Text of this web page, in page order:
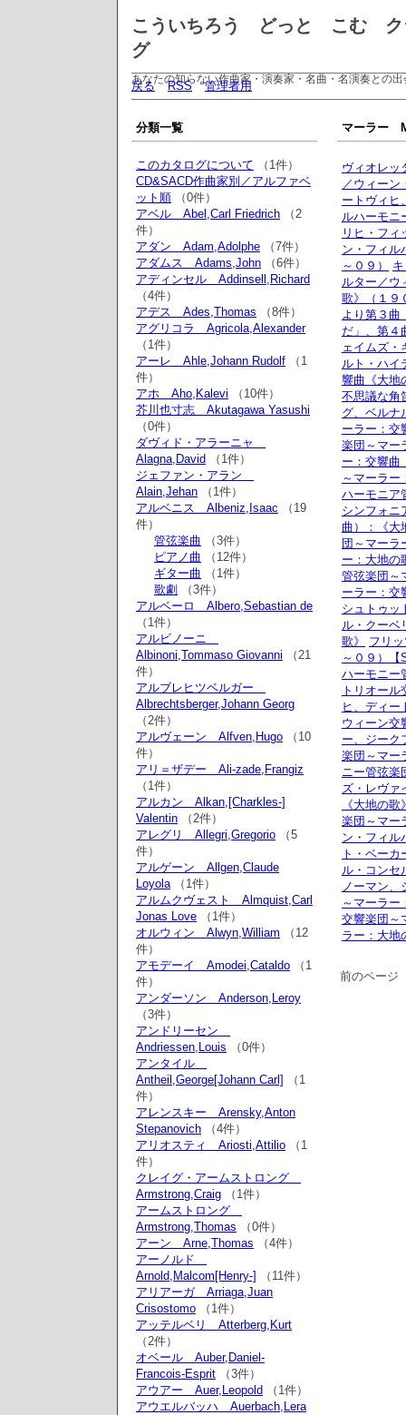
こういちろう どっと こむ ク
グ
あなたの知らない作曲家・演奏家・名曲・名演奏との出
戻る RSS 管理者用
マーラー
ヴィオレッ
／ウィーン
ートヴィヒ
ルハーモニ
リヒ・フ
ン・フィル
～０９）
ルター／ウ
歌》（１９
より第３曲
だ」、第４
ェイムズ・
ルト・ハイ
響曲《大地
不思議な角
グ、ベルナ
ーラー：交
楽団～マー
ー：交響曲
～マーラー
ハーモニア
シンフォニ
曲）：《大
団～マーラ
ー：大地の
管弦楽団～
ーラー：交
シュトゥッ
ル・クーベ
歌》
フリ
～０９）【
ハーモニー
トリオー
ヒ、ディー
ウィーン交
ー、ジーク
楽団～マー
ニー管弦楽
ズ・レヴァ
《大地の歌
楽団～マー
ン・フィル
ト・ベー
ル・コンセ
ノーマン、
～マーラー
交響楽団～
ラー：大地
前のページ
分類一覧
このカタログについて （1件）
CD&SACD作曲家別／アルファベ
ット順 （0件）
アベル Abel,Carl Friedrich （2
件）
アダン Adam,Adolphe （7件）
アダムス Adams,John （6件）
アディンセル Addinsell,Richard
（4件）
アデス Ades,Thomas （8件）
アグリコラ Agricola,Alexander
（1件）
アーレ Ahle,Johann Rudolf （1
件）
アホ Aho,Kalevi （10件）
芥川也寸志 Akutagawa Yasushi
（0件）
ダヴィド・アラーニャ
Alagna,David （1件）
ジェファン・アラン
Alain,Jehan （1件）
アルベニス Albeniz,Isaac （19
件）
管弦楽曲 （3件）
ピアノ曲 （12件）
ギター曲 （1件）
歌劇
（3件）
アルベーロ Albero,Sebastian de
（1件）
アルビノーニ
Albinoni,Tommaso Giovanni （21
件）
アルブレヒツベルガー
Albrechtsberger,Johann Georg
（2件）
アルヴェーン Alfven,Hugo （10
件）
アリ＝ザデー Ali-zade,Frangiz
（1件）
アルカン Alkan,[Charkles-]
Valentin （2件）
アレグリ Allegri,Gregorio （5
件）
アルゲーン Allgen,Claude
Loyola（1件）
アルムクヴェスト Almquist,Carl
Jonas Love （1件）
オルウィン Alwyn,William （12
件）
アモデーイ Amodei,Cataldo （1
件）
アンダーソン Anderson,Leroy
（3件）
アンドリーセン
Andriessen,Louis （0件）
アンタイル
Antheil,George[Johann Carl]
（1
件）
アレンスキー Arensky,Anton
Stepanovich （4件）
アリオスティ Ariosti,Attilio （1
件）
クレイグ・アームストロング
Armstrong,Craig （1件）
アームストロング
Armstrong,Thomas （0件）
アーン Arne,Thomas （4件）
アーノルド
Arnold,Malcom[Henry-]
（11件）
アリアーガ Arriaga,Juan
Crisostomo （1件）
アッテルベリ Atterberg,Kurt
（2件）
オベール Auber,Daniel-
Francois-Esprit （3件）
アウアー Auer,Leopold （1件）
アウエルバッハ Auerbach,Lera